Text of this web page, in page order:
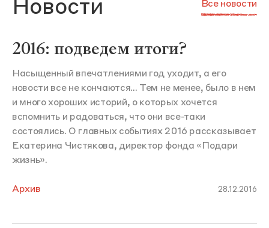
Новости Все новости
2016: подведем итоги?
Насыщенный впечатлениями год уходит, а его
новости все не кончаются... Тем не менее, было в нем
и много хороших историй, о которых хочется
вспомнить и радоваться, что они все-таки
состоялись. О главных событиях 2016 рассказывает
Екатерина Чистякова, директор фонда «Подари
жизнь».
Архив 28.12.2016